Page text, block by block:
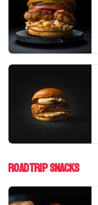
Roadtrip Snacks